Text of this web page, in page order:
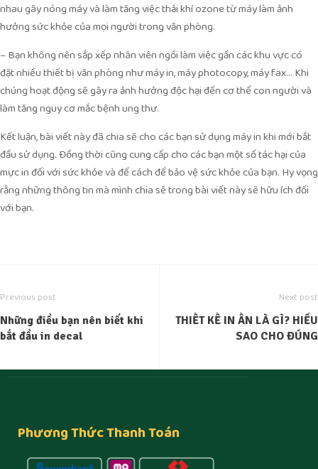
nhau gây nóng máy và làm tăng việc thải khí ozone từ máy làm ảnh
hưởng sức khỏe của mọi người trong văn phòng.
– Bạn không nên sắp xếp nhân viên ngồi làm việc gần các khu vực có
đặt nhiều thiết bị văn phòng như máy in, máy photocopy, máy fax… Khi
chúng hoạt động sẽ gây ra ảnh hưởng độc hại đến cơ thể con người và
làm tăng nguy cơ mắc bệnh ung thư.
Kết luận, bài viết này đã chia sẽ cho các bạn sử dụng máy in khi mới bắt
đầu sử dụng. Đồng thời cũng cung cấp cho các bạn một số tác hại của
mực in đối với sức khỏe và để cách để bảo vệ sức khỏe của bạn. Hy vọng
rằng những thông tin mà mình chia sẽ trong bài viết này sẽ hữu ích đối
với bạn.
Previous post
Những điều bạn nên biết khi
bắt đầu in decal
Next post
THIẾT KẾ IN ẤN LÀ GÌ? HIỂU
SAO CHO ĐÚNG
Phương Thức Thanh Toán